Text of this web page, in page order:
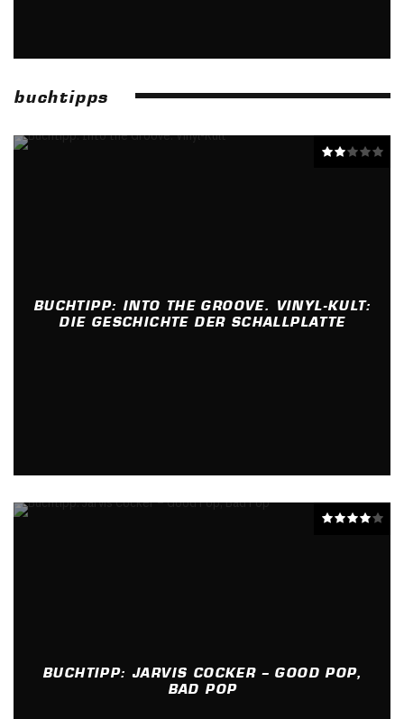
buchtipps
BUCHTIPP: INTO THE GROOVE. VINYL-KULT:
DIE GESCHICHTE DER SCHALLPLATTE
BUCHTIPP: JARVIS COCKER – GOOD POP,
BAD POP